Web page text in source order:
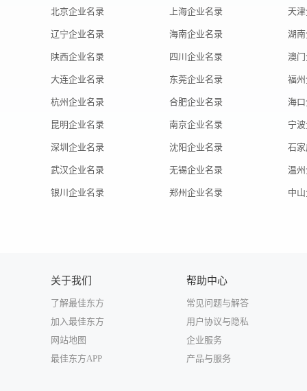
北京企业名录 上海企业名录 天
辽宁企业名录 海南企业名录 湖
陕西企业名录 四川企业名录 澳
大连企业名录 东莞企业名录 福
杭州企业名录 合肥企业名录 海
昆明企业名录 南京企业名录 宁
深圳企业名录 沈阳企业名录 石
武汉企业名录 无锡企业名录 温
银川企业名录 郑州企业名录 中
关于我们
了解最佳东方
加入最佳东方
网站地图
最佳东方APP
帮助中心
常见问题与解答
用户协议与隐私
企业服务
产品与服务